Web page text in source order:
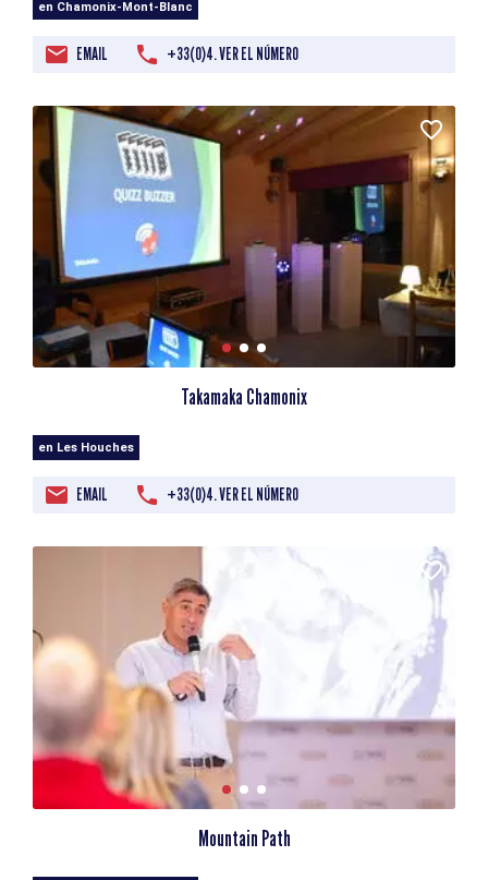
en Chamonix-Mont-Blanc
EMAIL +33(0)4. VER EL NÚMERO
Takamaka Chamonix
en Les Houches
EMAIL +33(0)4. VER EL NÚMERO
Mountain Path